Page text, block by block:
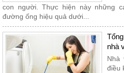
con người. Thực hiện này những
đường ống hiệu quả dưới...
nhà
Nhà
điều